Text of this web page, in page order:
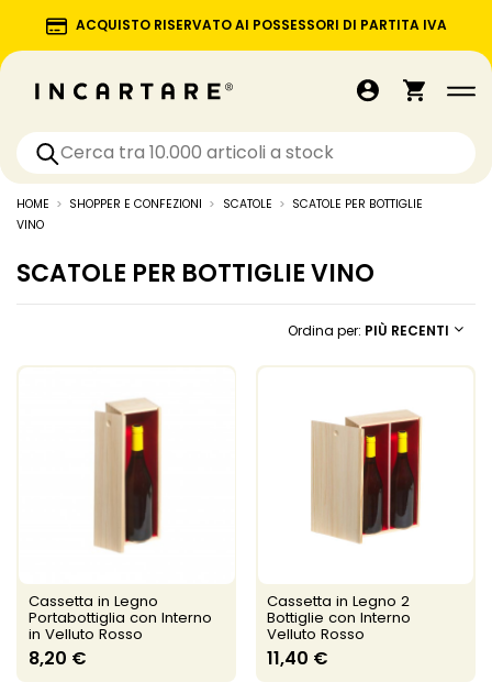
ACQUISTO RISERVATO AI POSSESSORI DI PARTITA IVA
HOME SHOPPER E CONFEZIONI SCATOLE
SCATOLE PER BOTTIGLIE
VINO
SCATOLE PER BOTTIGLIE VINO
Ordina per: PIÙ RECENTI
Cassetta in Legno
Portabottiglia con Interno
in Velluto Rosso
8,20 €
Cassetta in Legno 2
Bottiglie con Interno
Velluto Rosso
11,40 €